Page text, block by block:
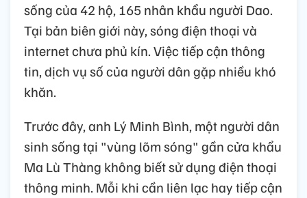
sống của 42 hộ, 165 nhân khẩu người Dao.
Tại bản biên giới này, sóng điện thoại và
internet chưa phủ kín. Việc tiếp cận thông
tin, dịch vụ số của người dân gặp nhiều khó
khăn.
Trước đây, anh Lý Minh Bình, một người dân
sinh sống tại "vùng lõm sóng" gần cửa khẩu
Ma Lù Thàng không biết sử dụng điện thoại
thông minh. Mỗi khi cần liên lạc hay tiếp cận